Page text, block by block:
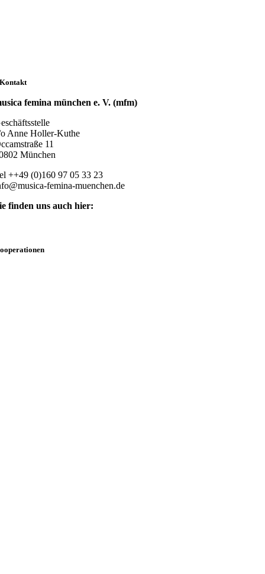
Kontakt
femina münchen e. V. (mfm)
Anne Holler-Kuthe
11
München
++49 (0)160 97 05 33 23
femina-muenchen.de
finden uns auch hier: